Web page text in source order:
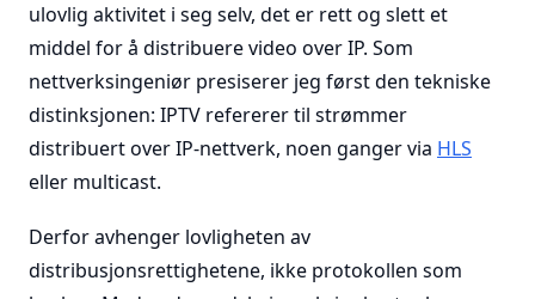
ulovlig aktivitet i seg selv, det er rett og slett et
middel for å distribuere video over IP. Som
nettverksingeniør presiserer jeg først den tekniske
distinksjonen: IPTV refererer til strømmer
distribuert over IP-nettverk, noen ganger via HLS
eller multicast.
Derfor avhenger lovligheten av
distribusjonsrettighetene, ikke protokollen som